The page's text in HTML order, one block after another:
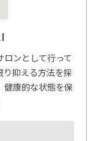
ンとして行って
り抑える方法を採
健康的な状態を保